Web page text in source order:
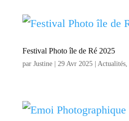
Festival Photo île de Ré 2025
par Justine| 29 Avr 2025| Actualités,